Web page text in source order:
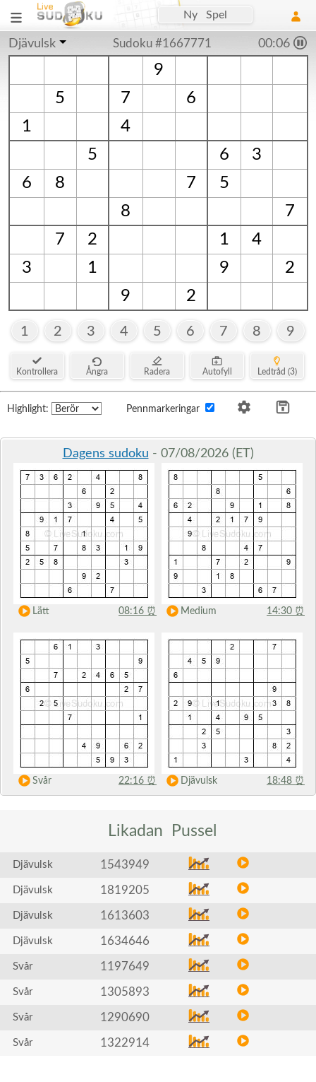
Ny Spel
Djävulsk Sudoku #1667771 00:06
9
5
7
6
1
4
5
6
3
6
8 7
5
8
7
7
2 1
4
3
1 9
2
9
2
1 2 3 4 5 6 7 8 9
Kontrollera Ångra Radera Autofyll Ledtråd (3)
Highlight: Pennmarkeringar
Dagens sudoku - 07/08/2026 (ET)
Lätt 08:16 ⏰ Medium 14:30 ⏰
Svår 22:16 ⏰ Djävulsk 18:48 ⏰
Likadan Pussel
Djävulsk 1543949
Djävulsk 1819205
Djävulsk 1613603
Djävulsk 1634646
Svår 1197649
Svår 1305893
Svår 1290690
Svår 1322914